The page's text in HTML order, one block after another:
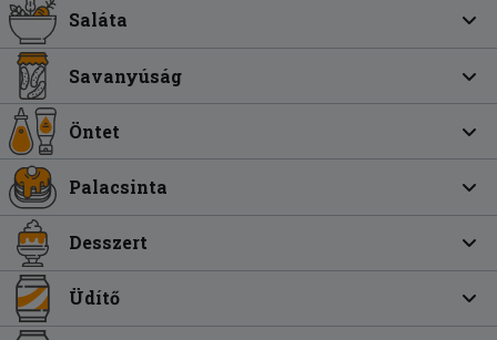
Saláta
Savanyúság
Öntet
Palacsinta
Desszert
Üdítő